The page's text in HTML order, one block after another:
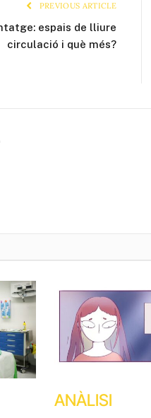
PREVIOUS ARTICLE
espais de lliure
circulació i què més?
ANÀLISI